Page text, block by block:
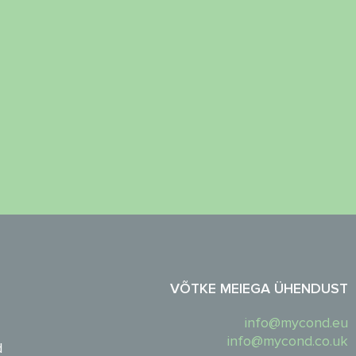
VÕTKE MEIEGA ÜHENDUST
info@mycond.eu
info@mycond.co.uk